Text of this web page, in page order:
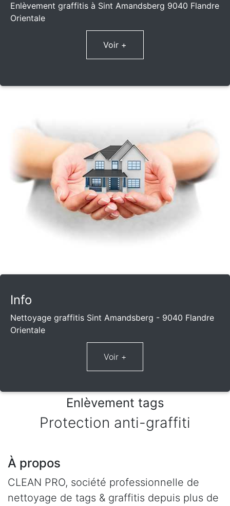
Enlèvement graffitis à Sint Amandsberg 9040 Flandre
Orientale
Voir +
Info
Nettoyage graffitis Sint Amandsberg - 9040 Flandre
Orientale
Enlèvement tags
Protection anti-graffiti
À propos
CLEAN PRO, société professionnelle de
nettoyage de tags & graffitis depuis plus de